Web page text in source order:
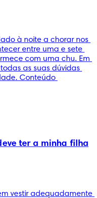
à noite a chorar nos
entre uma e sete
com uma chu. Em
as suas dúvidas
Conteúdo
ter a minha filha
vestir adequadamente